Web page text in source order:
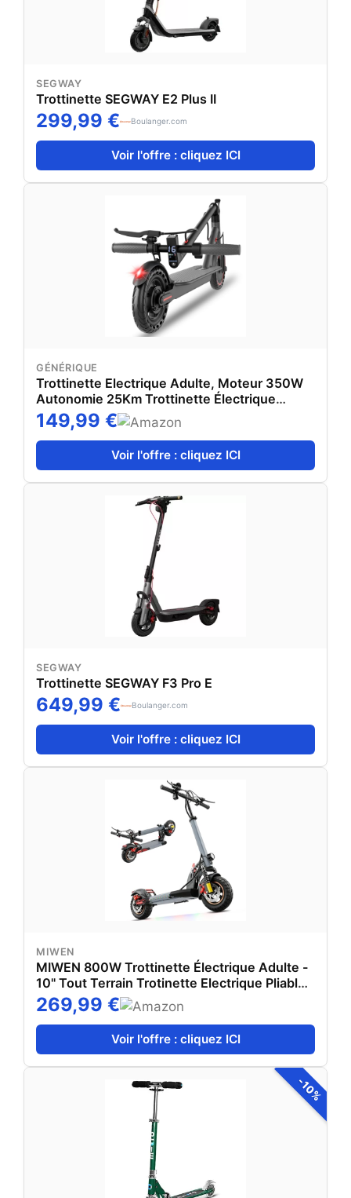
SEGWAY
Trottinette SEGWAY E2 Plus II
299,99 € Boulanger.com
Voir l'offre : cliquez ICI
GÉNÉRIQUE
Trottinette Electrique Adulte, Moteur 350W
Autonomie 25Km Trottinette Électrique
Pliable 8,5" Pneu Anti-crevaison Electric
Scooter avec Double Frein, APP
149,99 €
Voir l'offre : cliquez ICI
SEGWAY
Trottinette SEGWAY F3 Pro E
649,99 € Boulanger.com
Voir l'offre : cliquez ICI
MIWEN
MIWEN 800W Trottinette Électrique Adulte -
10" Tout Terrain Trotinette Electrique Pliable
Autonomie 30-40KM,Batterie 48V 12.5Ah
Escooter Double Suspension Double Frein
Scooter Charge 120kg
269,99 €
Voir l'offre : cliquez ICI
-10%